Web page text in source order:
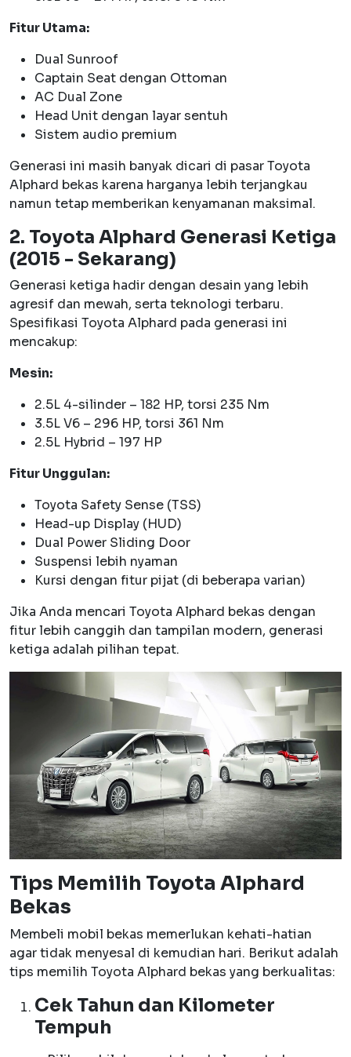
Fitur Utama:
Dual Sunroof
Captain Seat dengan Ottoman
AC Dual Zone
Head Unit dengan layar sentuh
Sistem audio premium
Generasi ini masih banyak dicari di pasar Toyota
Alphard bekas karena harganya lebih terjangkau
namun tetap memberikan kenyamanan maksimal.
2. Toyota Alphard Generasi Ketiga
(2015 - Sekarang)
Generasi ketiga hadir dengan desain yang lebih
agresif dan mewah, serta teknologi terbaru.
Spesifikasi Toyota Alphard pada generasi ini
mencakup:
Mesin:
2.5L 4-silinder – 182 HP, torsi 235 Nm
3.5L V6 – 296 HP, torsi 361 Nm
2.5L Hybrid – 197 HP
Fitur Unggulan:
Toyota Safety Sense (TSS)
Head-up Display (HUD)
Dual Power Sliding Door
Suspensi lebih nyaman
Kursi dengan fitur pijat (di beberapa varian)
Jika Anda mencari Toyota Alphard bekas dengan
fitur lebih canggih dan tampilan modern, generasi
ketiga adalah pilihan tepat.
Tips Memilih Toyota Alphard
Bekas
Membeli mobil bekas memerlukan kehati-hatian
agar tidak menyesal di kemudian hari. Berikut adalah
tips memilih Toyota Alphard bekas yang berkualitas:
Cek Tahun dan Kilometer
Tempuh